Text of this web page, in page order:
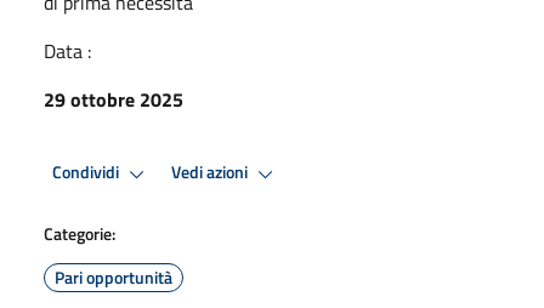
Data :
29 ottobre 2025
Condividi Vedi azioni
Categorie:
Pari opportunità